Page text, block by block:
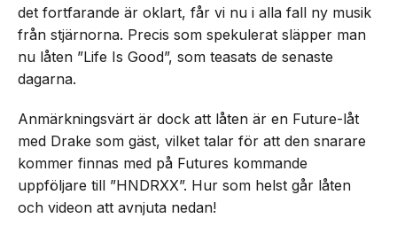
det fortfarande är oklart, får vi nu i alla fall ny musik
från stjärnorna. Precis som spekulerat släpper man
nu låten ”Life Is Good”, som teasats de senaste
dagarna.
Anmärkningsvärt är dock att låten är en Future-låt
med Drake som gäst, vilket talar för att den snarare
kommer finnas med på Futures kommande
uppföljare till ”HNDRXX”. Hur som helst går låten
och videon att avnjuta nedan!